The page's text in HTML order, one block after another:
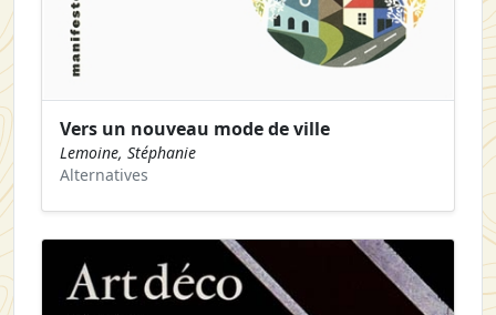
Vers un nouveau mode de ville
Lemoine, Stéphanie
Alternatives